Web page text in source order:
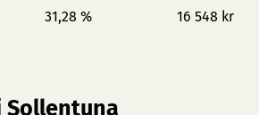
31,28 % 16 548 kr
Sollentuna